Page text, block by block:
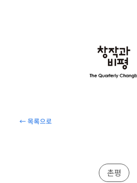
← 목록으로
촌평